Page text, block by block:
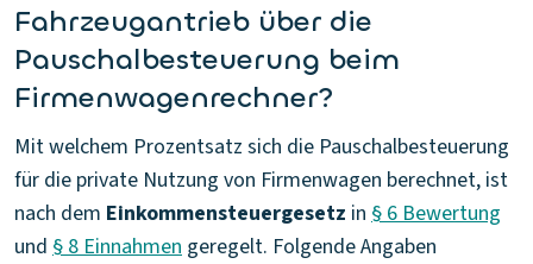
Fahrzeugantrieb über die
Pauschalbesteuerung beim
Firmenwagenrechner?
Mit welchem Prozentsatz sich die Pauschalbesteuerung
für die private Nutzung von Firmenwagen berechnet, ist
nach dem Einkommensteuergesetz in § 6 Bewertung
und § 8 Einnahmen geregelt. Folgende Angaben